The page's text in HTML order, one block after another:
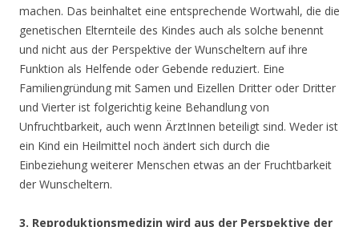
machen. Das beinhaltet eine entsprechende Wortwahl, die die
genetischen Elternteile des Kindes auch als solche benennt
und nicht aus der Perspektive der Wunscheltern auf ihre
Funktion als Helfende oder Gebende reduziert. Eine
Familiengründung mit Samen und Eizellen Dritter oder Dritter
und Vierter ist folgerichtig keine Behandlung von
Unfruchtbarkeit, auch wenn ÄrztInnen beteiligt sind. Weder ist
ein Kind ein Heilmittel noch ändert sich durch die
Einbeziehung weiterer Menschen etwas an der Fruchtbarkeit
der Wunscheltern.
3. Reproduktionsmedizin wird aus der Perspektive der